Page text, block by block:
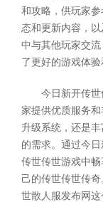
和攻略，供玩家
态和更新内容，
中与其他玩家交
了更好的游戏体验
今日新开传
家提供优质服务
升级系统，还是
的需求。通过今
传世传世游戏中
己的传世传世传
世散人服发布网这